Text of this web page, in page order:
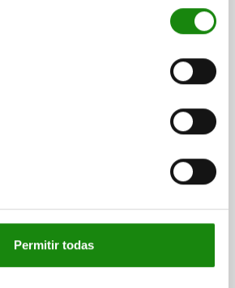
Permitir todas
también